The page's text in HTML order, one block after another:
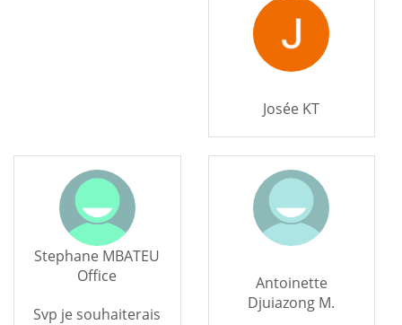
Josée KT
Stephane MBATEU
Office
Svp je souhaiterais
Antoinette
Djuiazong M.